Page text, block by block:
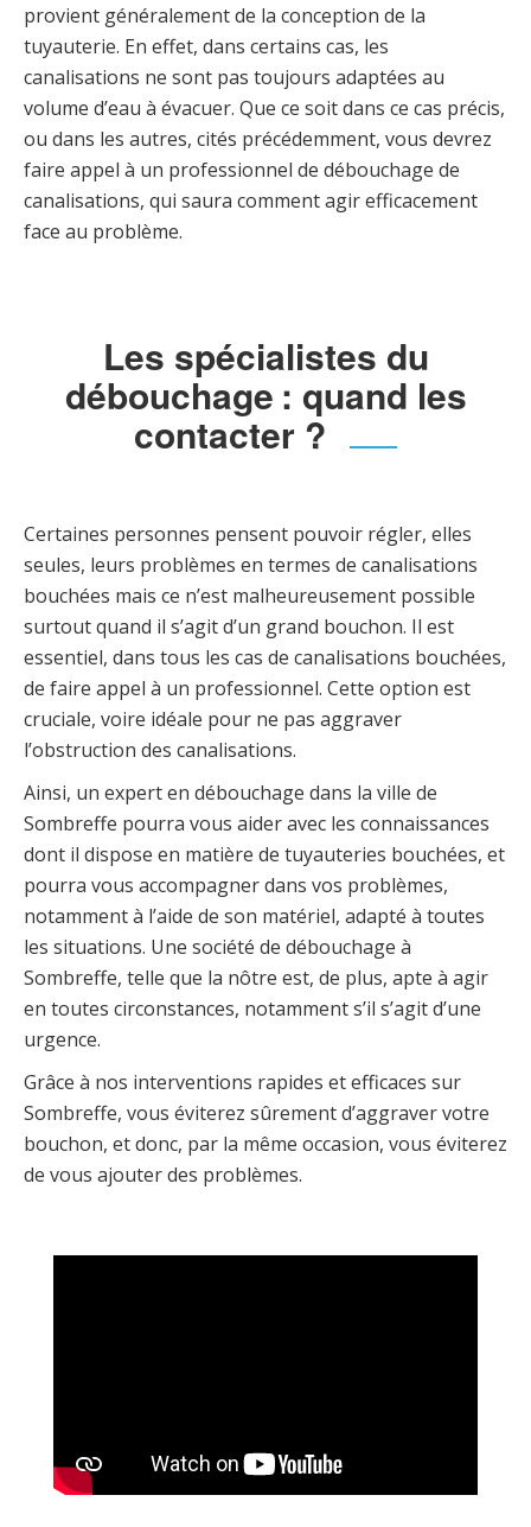
provient généralement de la conception de la
tuyauterie. En effet, dans certains cas, les
canalisations ne sont pas toujours adaptées au
volume d’eau à évacuer. Que ce soit dans ce cas précis,
ou dans les autres, cités précédemment, vous devrez
faire appel à un professionnel de débouchage de
canalisations, qui saura comment agir efficacement
face au problème.
Les spécialistes du
débouchage : quand les
contacter ?
Certaines personnes pensent pouvoir régler, elles
seules, leurs problèmes en termes de canalisations
bouchées mais ce n’est malheureusement possible
surtout quand il s’agit d’un grand bouchon. Il est
essentiel, dans tous les cas de canalisations bouchées,
de faire appel à un professionnel. Cette option est
cruciale, voire idéale pour ne pas aggraver
l’obstruction des canalisations.
Ainsi, un expert en débouchage dans la ville de
Sombreffe pourra vous aider avec les connaissances
dont il dispose en matière de tuyauteries bouchées, et
pourra vous accompagner dans vos problèmes,
notamment à l’aide de son matériel, adapté à toutes
les situations. Une société de débouchage à
Sombreffe, telle que la nôtre est, de plus, apte à agir
en toutes circonstances, notamment s’il s’agit d’une
urgence.
Grâce à nos interventions rapides et efficaces sur
Sombreffe, vous éviterez sûrement d’aggraver votre
bouchon, et donc, par la même occasion, vous éviterez
de vous ajouter des problèmes.